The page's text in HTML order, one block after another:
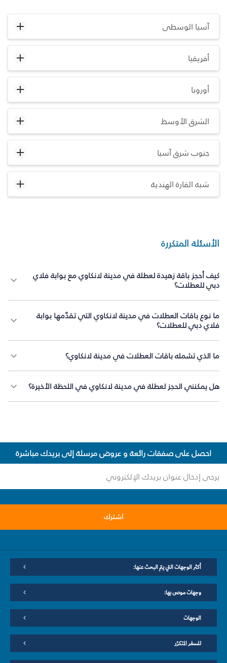
آسيا الوسطى
أفريقيا
أوروبا
الشرق الأوسط
جنوب شرق آسيا
شبه القارة الهندية
الأسئلة المتكررة
كيف أحجز باقة زهيدة لعطلة في مدينة لانكاوي مع بوابة فلاي
دبي للعطلات؟
ما نوع باقات العطلات في مدينة لانكاوي التي تقدّمها بوابة
فلاي دبي للعطلات؟
ما الذي تشمله باقات العطلات في مدينة لانكاوي؟
هل يمكنني الحجز لعطلة في مدينة لانكاوي في اللحظة الأخيرة؟
احصل على صفقات رائعة و عروض مرسلة إلى بريدك مباشرة
اشترك
أكثر الوجهات التي يتم البحث عنها:
وجهات موصى بها:
الوجهات
للسفر المتكرّر